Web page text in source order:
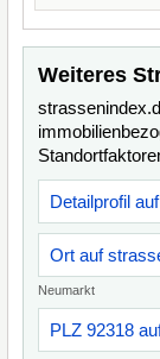
Weiteres
Detailprofil
Ort auf
Neumarkt
PLZ 92318